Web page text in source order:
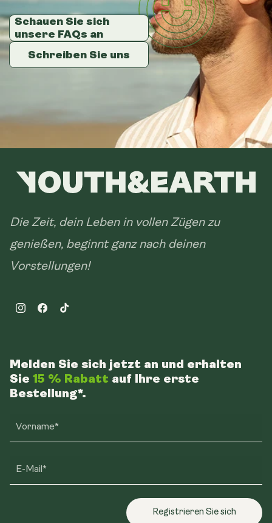
Schauen Sie sich
unsere FAQs an
Schreiben Sie uns
Schauen Sie sich
unsere FAQs an
Schreiben Sie uns
Schauen Sie sich
unsere FAQs an
Schreiben Sie uns
Die Zeit, dein Leben in vollen Zügen zu
genießen, beginnt ganz nach deinen
Vorstellungen!
InstagramFacebookTikTok
Melden Sie sich jetzt an und erhalten
Sie 15 % Rabatt auf Ihre erste
Bestellung*.
Vorname*
E-Mail*
Registrieren Sie sich